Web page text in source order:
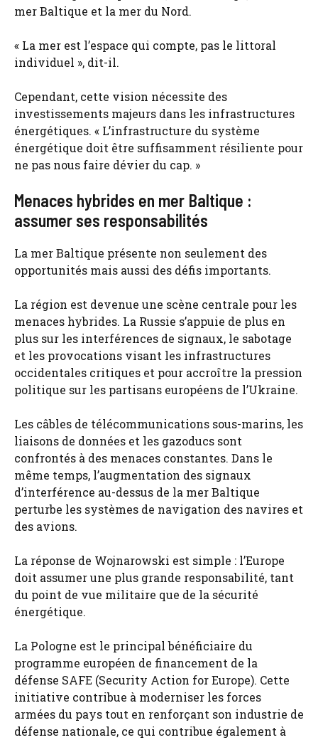
mer Baltique et la mer du Nord.
« La mer est l’espace qui compte, pas le littoral
individuel », dit-il.
Cependant, cette vision nécessite des
investissements majeurs dans les infrastructures
énergétiques. « L’infrastructure du système
énergétique doit être suffisamment résiliente pour
ne pas nous faire dévier du cap. »
Menaces hybrides en mer Baltique :
assumer ses responsabilités
La mer Baltique présente non seulement des
opportunités mais aussi des défis importants.
La région est devenue une scène centrale pour les
menaces hybrides. La Russie s’appuie de plus en
plus sur les interférences de signaux, le sabotage
et les provocations visant les infrastructures
occidentales critiques et pour accroître la pression
politique sur les partisans européens de l’Ukraine.
Les câbles de télécommunications sous-marins, les
liaisons de données et les gazoducs sont
confrontés à des menaces constantes. Dans le
même temps, l’augmentation des signaux
d’interférence au-dessus de la mer Baltique
perturbe les systèmes de navigation des navires et
des avions.
La réponse de Wojnarowski est simple : l’Europe
doit assumer une plus grande responsabilité, tant
du point de vue militaire que de la sécurité
énergétique.
La Pologne est le principal bénéficiaire du
programme européen de financement de la
défense SAFE (Security Action for Europe). Cette
initiative contribue à moderniser les forces
armées du pays tout en renforçant son industrie de
défense nationale, ce qui contribue également à